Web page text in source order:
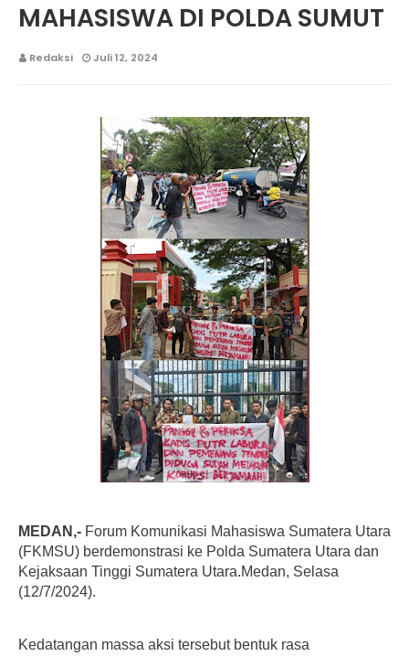
MAHASISWA DI POLDA SUMUT
Redaksi Juli 12, 2024
MEDAN,- Forum Komunikasi Mahasiswa Sumatera Utara
(FKMSU) berdemonstrasi ke Polda Sumatera Utara dan
Kejaksaan Tinggi Sumatera Utara.Medan, Selasa
(12/7/2024).
Kedatangan massa aksi tersebut bentuk rasa